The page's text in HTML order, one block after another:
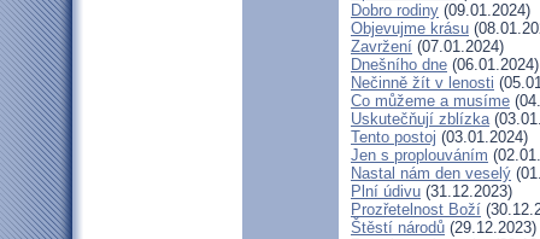
Dobro rodiny (09.01.2024)
Objevujme krásu
Zavržení (07.01.2024)
Dnešního dne (06.01.2024)
Nečinně žít v lenosti
Co můžeme a musíme
Uskutečňují zblízka
Tento postoj (03.01.2024)
Jen s proplouváním
Nastal nám den veselý
Plní údivu (31.12.2023)
Prozřetelnost Boží
Štěstí národů (29.12.2023)